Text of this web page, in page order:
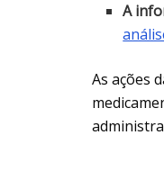
A
As ações